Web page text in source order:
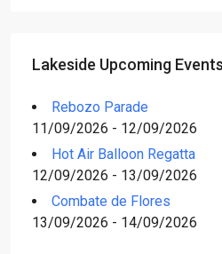
Lakeside Upcoming Events
Rebozo Parade
11/09/2026 - 12/09/2026
Hot Air Balloon Regatta
12/09/2026 - 13/09/2026
Combate de Flores
13/09/2026 - 14/09/2026